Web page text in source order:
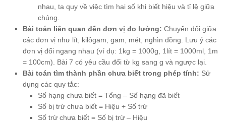
nhau, ta quy về việc tìm hai số khi biết hiệu và tỉ lệ giữa
chúng.
Bài toán liên quan đến đơn vị đo lường: Chuyển đổi giữa
các đơn vị như lít, kilôgam, gam, mét, nghìn đồng. Lưu ý các
đơn vị đổi ngang nhau (ví dụ: 1kg = 1000g, 1lít = 1000ml, 1m
= 100cm). Bài 7 có yêu cầu đổi từ kg sang g và ngược lại.
Bài toán tìm thành phần chưa biết trong phép tính: Sử
dụng các quy tắc:
Số hạng chưa biết = Tổng – Số hạng đã biết
Số bị trừ chưa biết = Hiệu + Số trừ
Số trừ chưa biết = Số bị trừ – Hiệu